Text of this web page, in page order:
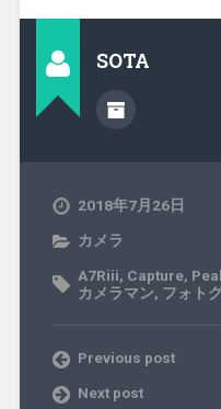
SOTA
2018年7月26日
カメラ
A7Riii, Capture,
カメラマン, フォト
Previous post
Next post